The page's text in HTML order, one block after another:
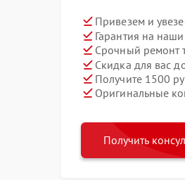
Привезем и
Гарантия на
Срочный ремонт
Скидка для вас
Получите 1500
Оригинальные
Получить